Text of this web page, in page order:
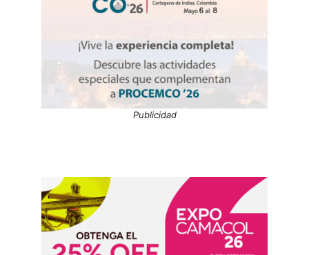
Publicidad